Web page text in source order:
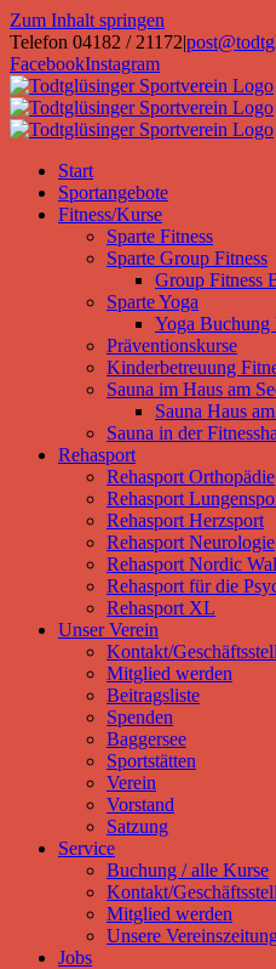
Zum Inhalt springen
Telefon 04182 / 21172|
FacebookInstagram
Start
Sportangebote
Fitness/Kurse
Sparte Fitness
Sparte Group Fitness
Group Fitness
Sparte Yoga
Yoga Buchung
Präventionskurse
Kinderbetreuung
Sauna im Haus am
Sauna Haus
Sauna in der
Rehasport
Rehasport Orthopädie
Rehasport
Rehasport Herzsport
Rehasport Neurologie
Rehasport Nordic
Rehasport für die
Rehasport XL
Unser Verein
Kontakt/
Mitglied werden
Beitragsliste
Spenden
Baggersee
Sportstätten
Verein
Vorstand
Satzung
Service
Buchung / alle Kurse
Kontakt/
Mitglied werden
Unsere
Jobs